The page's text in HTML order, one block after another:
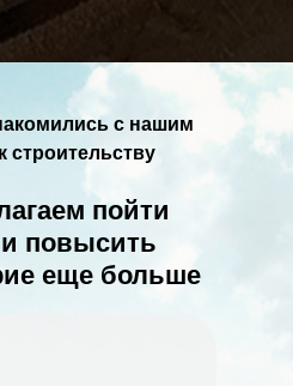
пойти
повысить
еще больше
с нашим
строительству